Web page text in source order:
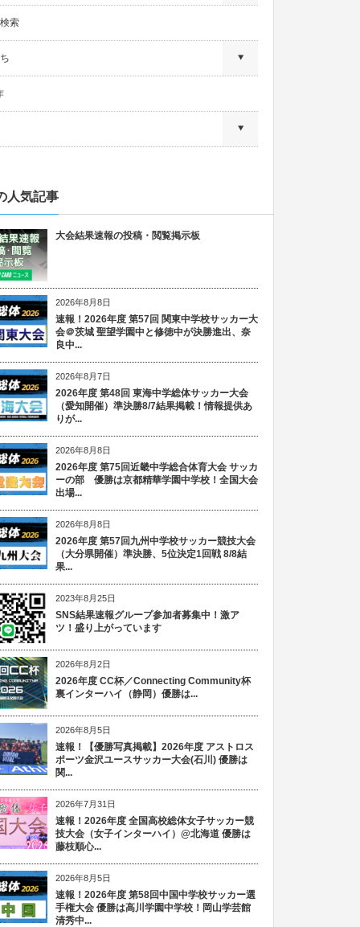
索
人気記事
大会結果速報の投稿・閲覧掲示板
2026年8月8日
速報！2026年度 第57回 関東中学校サッカー大
会＠茨城 聖望学園中と修徳中が決勝進出、奈
良中...
2026年8月7日
2026年度 第48回 東海中学総体サッカー大会
（愛知開催）準決勝8/7結果掲載！情報提供あ
りが...
2026年8月8日
2026年度 第75回近畿中学総合体育大会 サッカ
ーの部 優勝は京都精華学園中学校！全国大会
出場...
2026年8月8日
2026年度 第57回九州中学校サッカー競技大会
（大分県開催）準決勝、5位決定1回戦 8/8結
果...
2023年8月25日
SNS結果速報グループ参加者募集中！激ア
ツ！盛り上がっています
2026年8月2日
2026年度 CC杯／Connecting Community杯
裏インターハイ（静岡）優勝は...
2026年8月5日
速報！【優勝写真掲載】2026年度 アストロス
ポーツ金沢ユースサッカー大会(石川) 優勝は
関...
2026年7月31日
速報！2026年度 全国高校総体女子サッカー競
技大会（女子インターハイ）@北海道 優勝は
藤枝順心...
2026年8月5日
速報！2026年度 第58回中国中学校サッカー選
手権大会 優勝は高川学園中学校！岡山学芸館
清秀中...